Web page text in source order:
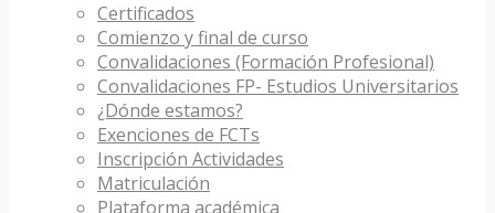
Certificados
Comienzo y final de curso
Convalidaciones (Formación Profesional)
Convalidaciones FP- Estudios Universitarios
¿Dónde estamos?
Exenciones de FCTs
Inscripción Actividades
Matriculación
Plataforma académica